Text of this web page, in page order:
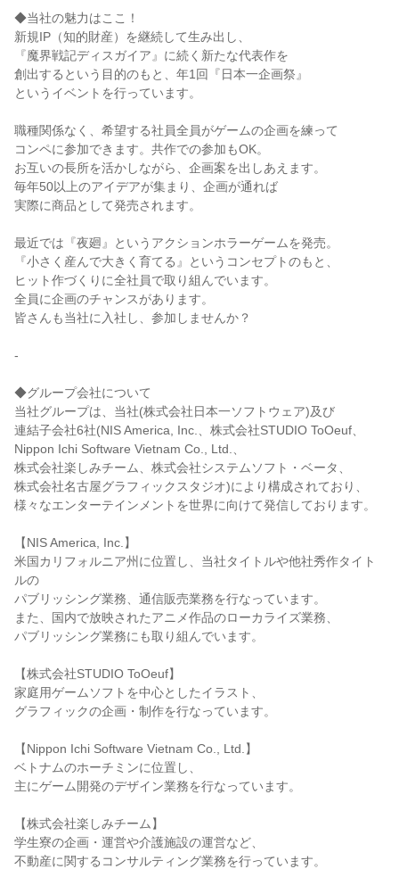
◆当社の魅力はここ！
新規IP（知的財産）を継続して生み出し、
『魔界戦記ディスガイア』に続く新たな代表作を
創出するという目的のもと、年1回『日本一企画祭』
というイベントを行っています。
職種関係なく、希望する社員全員がゲームの企画を練って
コンペに参加できます。共作での参加もOK。
お互いの長所を活かしながら、企画案を出しあえます。
毎年50以上のアイデアが集まり、企画が通れば
実際に商品として発売されます。
最近では『夜廻』というアクションホラーゲームを発売。
『小さく産んで大きく育てる』というコンセプトのもと、
ヒット作づくりに全社員で取り組んでいます。
全員に企画のチャンスがあります。
皆さんも当社に入社し、参加しませんか？
-
◆グループ会社について
当社グループは、当社(株式会社日本一ソフトウェア)及び
連結子会社6社(NIS America, Inc.、株式会社STUDIO ToOeuf、
Nippon Ichi Software Vietnam Co., Ltd.、
株式会社楽しみチーム、株式会社システムソフト・ベータ、
株式会社名古屋グラフィックスタジオ)により構成されており、
様々なエンターテインメントを世界に向けて発信しております。
【NIS America, Inc.】
米国カリフォルニア州に位置し、当社タイトルや他社秀作タイト
ルの
パブリッシング業務、通信販売業務を行なっています。
また、国内で放映されたアニメ作品のローカライズ業務、
パブリッシング業務にも取り組んでいます。
【株式会社STUDIO ToOeuf】
家庭用ゲームソフトを中心としたイラスト、
グラフィックの企画・制作を行なっています。
【Nippon Ichi Software Vietnam Co., Ltd.】
ベトナムのホーチミンに位置し、
主にゲーム開発のデザイン業務を行なっています。
【株式会社楽しみチーム】
学生寮の企画・運営や介護施設の運営など、
不動産に関するコンサルティング業務を行っています。